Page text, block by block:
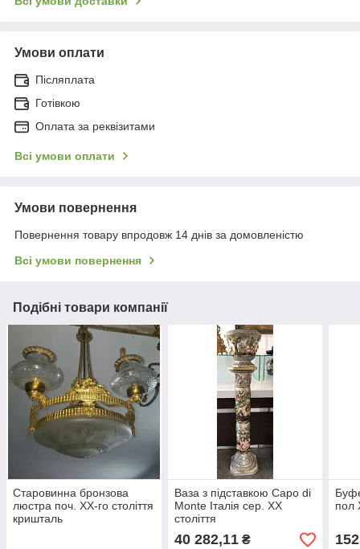
Умови оплати
Післяплата
Готівкою
Оплата за реквізитами
Всі умови оплати
Умови повернення
Повернення товару впродовж 14 днів за домовленістю
Всі умови повернення
Подібні товари компанії
Старовинна бронзова
люстра поч. ХХ-го століття
кришталь
Ваза з підставкою Capo di
Monte Італія сер. ХХ
століття
40 282,11₴
пол